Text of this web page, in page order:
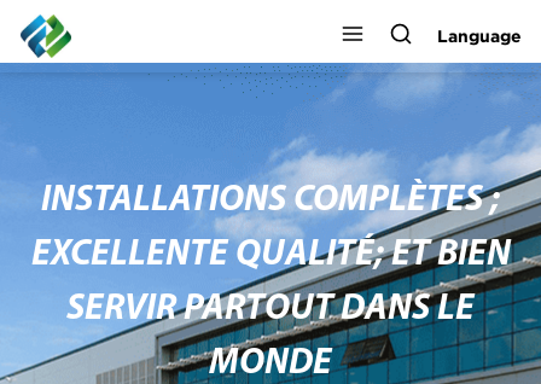
Language
INSTALLATIONS COMPLÈTES ;
EXCELLENTE QUALITÉ; ET BIEN
SERVIR PARTOUT DANS LE
MONDE